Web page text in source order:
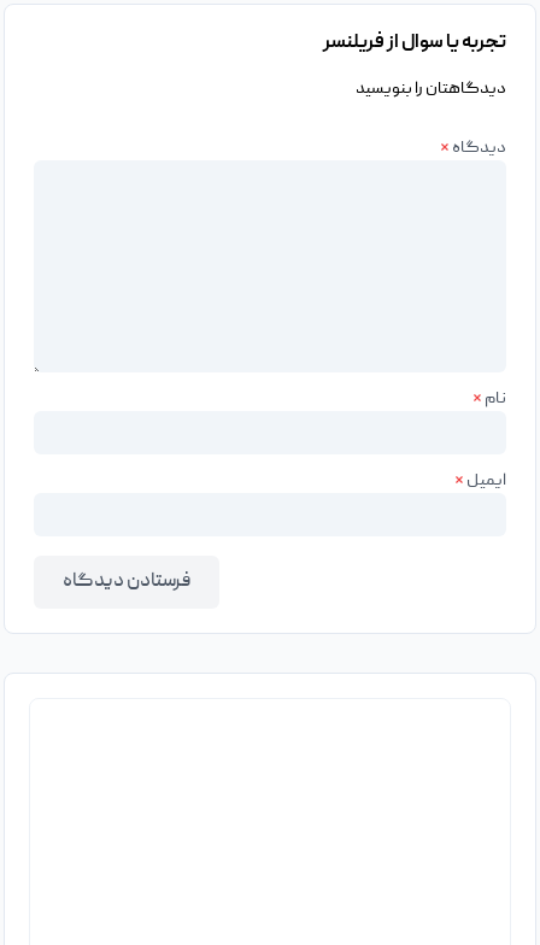
تجربه یا سوال از فریلنسر
دیدگاهتان را بنویسید
دیدگاه *
نام *
ایمیل *